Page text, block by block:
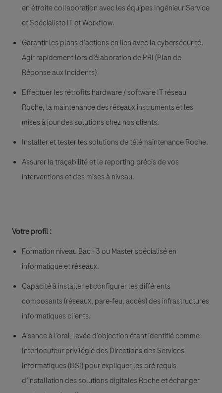
en étroite collaboration avec les équipes Ingénieur Service
et Spécialiste IT et Workflow.
Garantir les plans d'actions en lien avec la cybersécurité.
Agir rapidement lors d’élaboration de PRI (Plan de
Réponse aux Incidents)
Effectuer les rétrofits hardware / software IT réseau
Roche, la maintenance des réseaux instruments et les
mises à jour des solutions chez nos clients.
Installer et tester les solutions de télémaintenance Roche.
Assurer la traçabilité et le reporting précis de vos
interventions et des mises à niveau.
Votre profil :
Formation niveau Bac +3 ou Master spécialisé en
informatique et réseaux.
Capacité à installer et configurer les différents
composants (réseaux, pare-feu, accès) des infrastructures
informatiques clients.
Aisance à l’oral, levée d’objection étant identifié comme
Interlocuteur privilégié des Directions des Services
Informatiques (DSI) pour expliquer les pré requis
d’installation des solutions digitales Roche et échanger